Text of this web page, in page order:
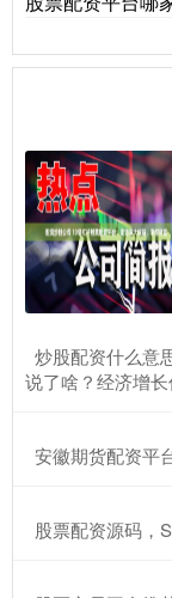
炒股配资什么意
说了啥？经济增
安徽期货配资平
股票配资源码，